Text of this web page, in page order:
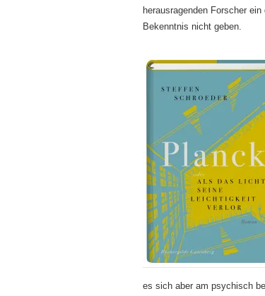
herausragenden Forscher
Bekenntnis nicht geben.
es sich aber am psychisch